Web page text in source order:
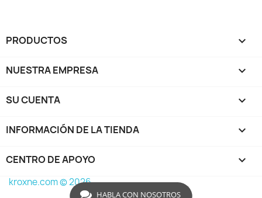
PRODUCTOS 
NUESTRA EMPRESA 
SU CUENTA 
INFORMACIÓN DE LA TIENDA keyboard_arrow_down
CENTRO DE APOYO 
kroxne.com © 2026
HABLA CON NOSOTROS